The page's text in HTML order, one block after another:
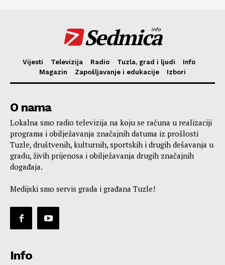
Sedmica
info
Vijesti Televizija Radio Tuzla, grad i ljudi
Info
Magazin
Zapošljavanje i edukacije Izbori
O nama
Lokalna smo radio televizija na koju se računa u realizaciji
programa i obilježavanja značajnih datuma iz prošlosti
Tuzle, društvenih, kulturnih, sportskih i drugih dešavanja u
gradu, živih prijenosa i obilježavanja drugih značajnih
događaja.
Medijski smo servis grada i građana Tuzle!
Info